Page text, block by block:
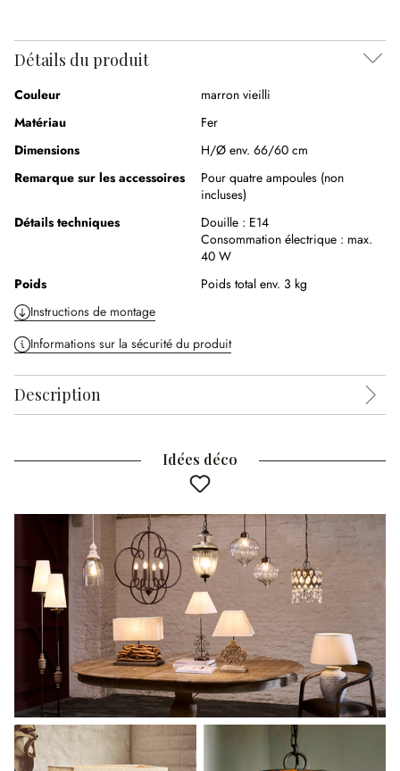
Détails du produit
Couleur
marron vieilli
Matériau
Fer
Dimensions
H/Ø env. 66/60 cm
Remarque sur les accessoires
Pour quatre ampoules (non
incluses)
Détails techniques
Douille : E14
Consommation électrique : max.
40 W
Poids
Poids total env. 3 kg
Instructions de montage
Informations sur la sécurité du produit
Description
Idées déco